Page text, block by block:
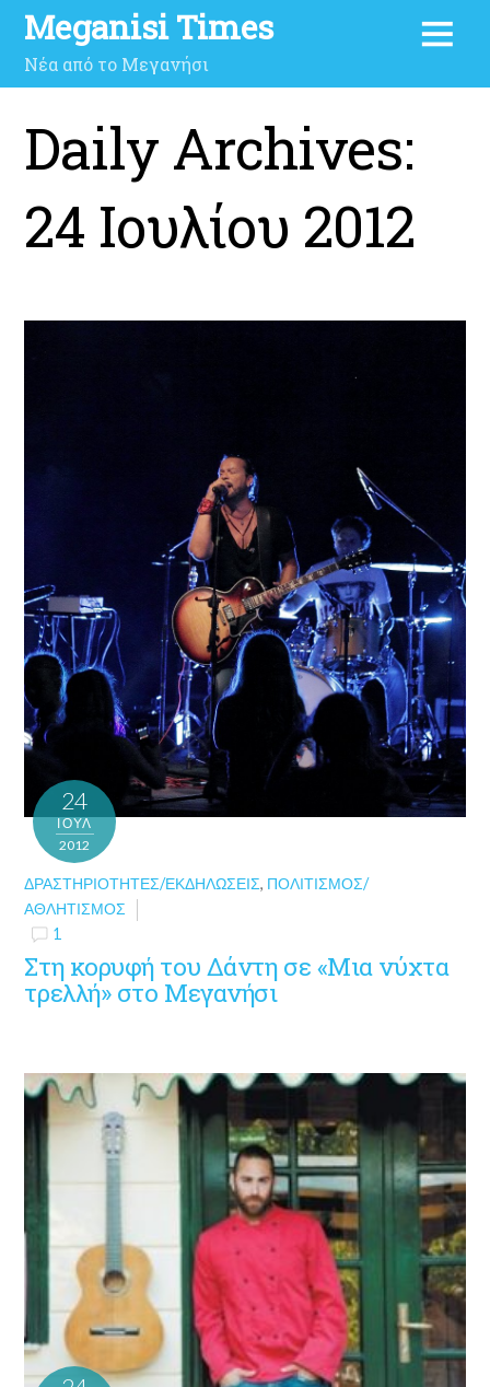
Meganisi Times
Νέα από το Μεγανήσι
Daily Archives:
24 Ιουλίου 2012
24
ΙΟΎΛ
2012
ΔΡΑΣΤΗΡΙΌΤΗΤΕΣ/ΕΚΔΗΛΏΣΕΙΣ, ΠΟΛΙΤΙΣΜΌΣ/
ΑΘΛΗΤΙΣΜΌΣ
1
Στη κορυφή του Δάντη σε «Μια νύχτα
τρελλή» στο Μεγανήσι